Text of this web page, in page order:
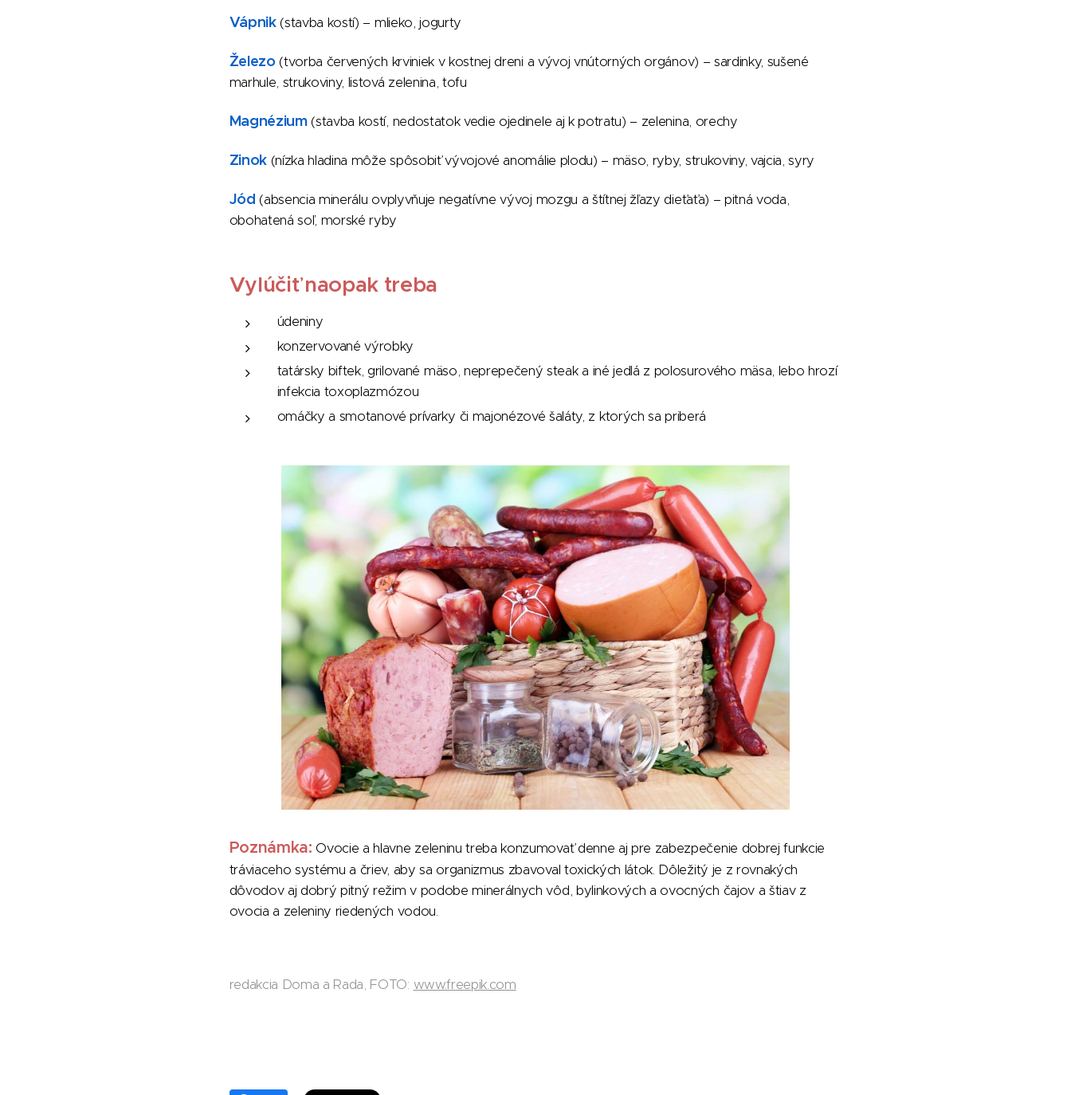
Vápnik (stavba kostí) – mlieko, jogurty
Železo(tvorba červených krviniek v kostnej dreni a vývoj vnútorných orgánov) – sardinky, sušené
marhule, strukoviny, listová zelenina, tofu
Magnézium(stavba kostí, nedostatok vedie ojedinele aj k potratu) – zelenina, orechy
Zinok (nízka hladina môže spôsobiť vývojové anomálie plodu) – mäso, ryby, strukoviny, vajcia, syry
Jód (absencia minerálu ovplyvňuje negatívne vývoj mozgu a štítnej žľazy dieťaťa) – pitná voda,
obohatená soľ, morské ryby
Vylúčiť naopak treba
údeniny
konzervované výrobky
tatársky biftek, grilované mäso, neprepečený steak a iné jedlá z polosurového mäsa, lebo hrozí
infekcia toxoplazmózou
omáčky a smotanové prívarky či majonézové šaláty, z ktorých sa priberá
Poznámka: Ovocie a hlavne zeleninu treba konzumovať denne aj pre zabezpečenie dobrej funkcie
tráviaceho systému a čriev, aby sa organizmus zbavoval toxických látok. Dôležitý je z rovnakých
dôvodov aj dobrý pitný režim v podobe minerálnych vôd, bylinkových a ovocných čajov a štiav z
ovocia a zeleniny riedených vodou.
redakcia Doma a Rada, FOTO: www.freepik.com